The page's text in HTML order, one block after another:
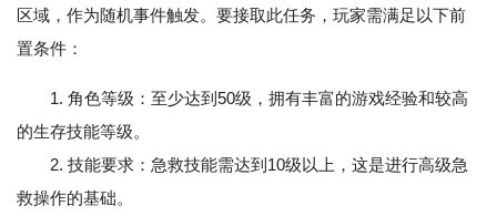
区域，作为随机事件触发。要接取此任务，玩家需满足以下前
置条件：
1. 角色等级：至少达到50级，拥有丰富的游戏经验和较高
的生存技能等级。
2. 技能要求：急救技能需达到10级以上，这是进行高级急
救操作的基础。